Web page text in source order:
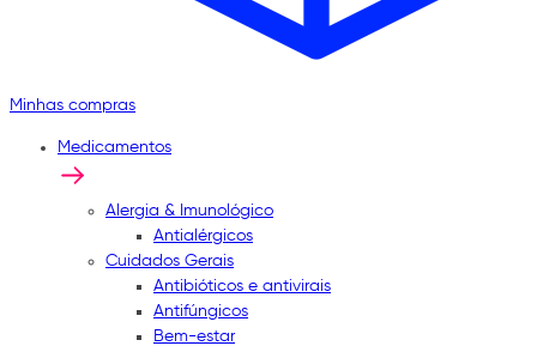
Minhas compras
Medicamentos
Alergia & Imunológico
Antialérgicos
Cuidados Gerais
Antibióticos e antivirais
Antifúngicos
Bem-estar